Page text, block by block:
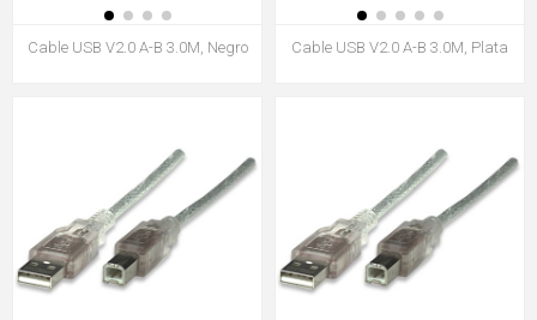
Cable USB V2.0 A-B 3.0M, Negro Cable USB V2.0 A-B 3.0M, Plata